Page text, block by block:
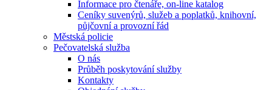
Informace pro čtenáře, on-line katalog
Ceníky suvenýrů, služeb a poplatků, knihovní,
půjčovní a provozní řád
Městská policie
Pečovatelská služba
O nás
Průběh poskytování služby
Kontakty